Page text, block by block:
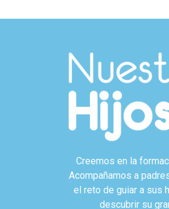
Creemos en la
Acompañamos a
el reto de guiar a sus
descubrir su